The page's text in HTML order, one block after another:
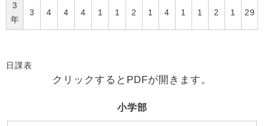
3
年
3 4 4 4 1 1 2 1 4 1 1 2 1 29
日課表
クリックするとPDFが開きます。
小学部